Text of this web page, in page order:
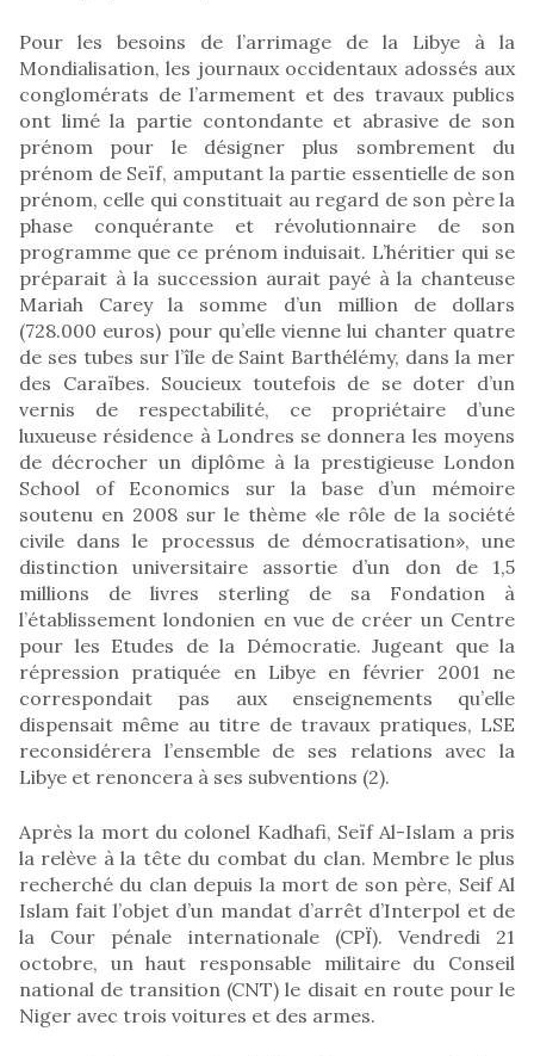
Pour les besoins de l’arrimage de la Libye à la
Mondialisation, les journaux occidentaux adossés aux
conglomérats de l’armement et des travaux publics
ont limé la partie contondante et abrasive de son
prénom pour le désigner plus sombrement du
prénom de Seïf, amputant la partie essentielle de son
prénom, celle qui constituait au regard de son père la
phase conquérante et révolutionnaire de son
programme que ce prénom induisait. L’héritier qui se
préparait à la succession aurait payé à la chanteuse
Mariah Carey la somme d’un million de dollars
(728.000 euros) pour qu’elle vienne lui chanter quatre
de ses tubes sur l’île de Saint Barthélémy, dans la mer
des Caraïbes. Soucieux toutefois de se doter d’un
vernis de respectabilité, ce propriétaire d’une
luxueuse résidence à Londres se donnera les moyens
de décrocher un diplôme à la prestigieuse London
School of Economics sur la base d’un mémoire
soutenu en 2008 sur le thème «le rôle de la société
civile dans le processus de démocratisation», une
distinction universitaire assortie d’un don de 1,5
millions de livres sterling de sa Fondation à
l’établissement londonien en vue de créer un Centre
pour les Etudes de la Démocratie. Jugeant que la
répression pratiquée en Libye en février 2001 ne
correspondait pas aux enseignements qu’elle
dispensait même au titre de travaux pratiques, LSE
reconsidérera l’ensemble de ses relations avec la
Libye et renoncera à ses subventions (2).
Après la mort du colonel Kadhafi, Seïf Al-Islam a pris
la relève à la tête du combat du clan. Membre le plus
recherché du clan depuis la mort de son père, Seif Al
Islam fait l’objet d’un mandat d’arrêt d’Interpol et de
la Cour pénale internationale (CPÏ). Vendredi 21
octobre, un haut responsable militaire du Conseil
national de transition (CNT) le disait en route pour le
Niger avec trois voitures et des armes.